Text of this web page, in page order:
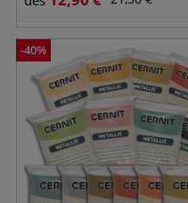
-40%